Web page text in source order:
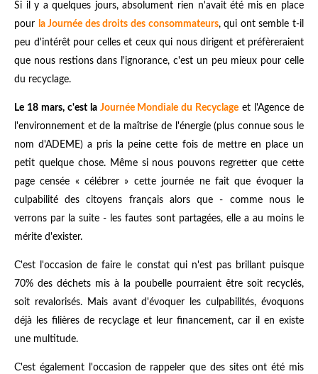
Si il y a quelques jours, absolument rien n'avait été mis en place
pour la Journée des droits des consommateurs, qui ont semble t-il
peu d'intérêt pour celles et ceux qui nous dirigent et préfèreraient
que nous restions dans l'ignorance, c'est un peu mieux pour celle
du recyclage.
Le 18 mars, c'est la Journée Mondiale du Recyclage et l'Agence de
l'environnement et de la maîtrise de l'énergie (plus connue sous le
nom d'ADEME) a pris la peine cette fois de mettre en place un
petit quelque chose. Même si nous pouvons regretter que cette
page censée « célébrer » cette journée ne fait que évoquer la
culpabilité des citoyens français alors que - comme nous le
verrons par la suite - les fautes sont partagées, elle a au moins le
mérite d'exister.
C'est l'occasion de faire le constat qui n'est pas brillant puisque
70% des déchets mis à la poubelle pourraient être soit recyclés,
soit revalorisés. Mais avant d'évoquer les culpabilités, évoquons
déjà les filières de recyclage et leur financement, car il en existe
une multitude.
C'est également l'occasion de rappeler que des sites ont été mis